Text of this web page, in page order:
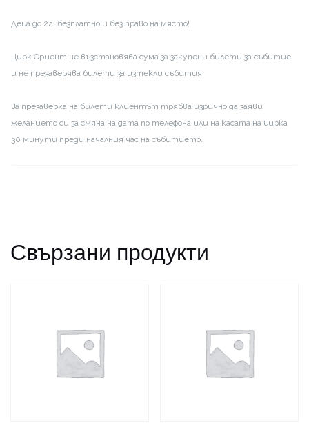
Деца до 2г. безплатно и без право на място!
Цирк Ориент не възстановява сума за закупени билети за събитие
и не презаверява билети за изтекли събития.
За презаверка на билети клиентът трябва изрично да заяви
желанието си за смяна на дата по телефона или на касата на цирка
30 минути преди началния час на събитието.
Свързани продукти